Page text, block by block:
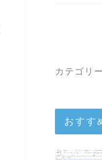
カテゴリー
おすす